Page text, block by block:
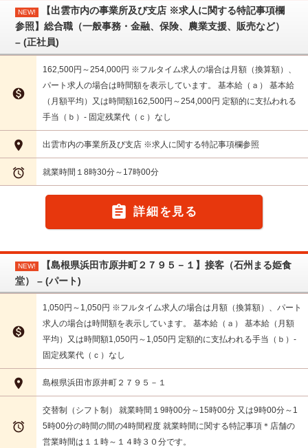
NEW!
【出雲市内の事業所及び支店 ※求人に関する特記事項欄
参照】総合職（一般事務・金融、保険、農業支援、販売など）
– (正社員)

162,500円～254,000円 ※フルタイム求人の場合は月額（換算額）、
パート求人の場合は時間額を表示しています。 基本給（ａ） 基本給
（月額平均）又は時間額162,500円～254,000円 定額的に支払われる
手当（ｂ）- 固定残業代（ｃ）なし
 出雲市内の事業所及び支店 ※求人に関する特記事項欄参照
 就業時間１8時30分～17時00分
 詳細を見る
NEW!
【島根県浜田市原井町２７９５－１】接客（石州まる姫食
堂） – (パート)

1,050円～1,050円 ※フルタイム求人の場合は月額（換算額）、パート
求人の場合は時間額を表示しています。 基本給（ａ） 基本給（月額
平均）又は時間額1,050円～1,050円 定額的に支払われる手当（ｂ）-
固定残業代（ｃ）なし
 島根県浜田市原井町２７９５－１

交替制（シフト制） 就業時間１9時00分～15時00分 又は9時00分～1
5時00分の時間の間の4時間程度 就業時間に関する特記事項＊店舗の
営業時間は１１時～１４時３０分です。